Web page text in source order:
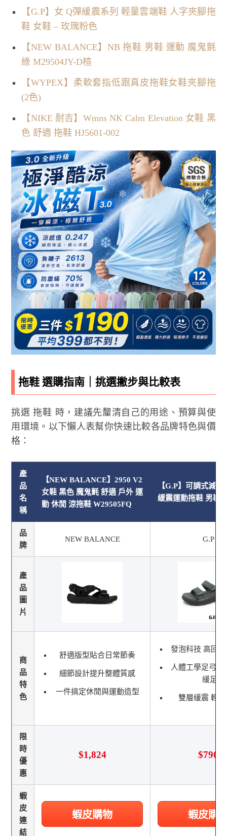
【G.P】女 Q彈緩震系列 輕量雲端鞋 人字夾腳拖
鞋 女鞋 – 玫瑰粉色
【NEW BALANCE】NB 拖鞋 男鞋 運動 魔鬼氈
綠 M29504JY-D楦
【WYPEX】柔軟套指低跟真皮拖鞋女鞋夾腳拖
(2色)
【NIKE 耐吉】Wmns NK Calm Elevation 女鞋 黑
色 舒適 拖鞋 HJ5601-002
拖鞋 選購指南｜挑選撇步與比較表
挑選 拖鞋 時，建議先釐清自己的用途、預算與使
用環境。以下懶人表幫你快速比較各品牌特色與價
格：
產
品
名
稱
【NEW BALANCE】2950 V2
女鞋 黑色 魔鬼氈 舒適 戶外 運
動 休閒 涼拖鞋 W29505FQ
【G.P】可調式減壓
緩震運動拖鞋 男鞋
品
牌
NEW BALANCE G.P
產
品
圖
片
商
品
特
色
舒適版型貼合日常節奏
細節設計提升整體質感
一件搞定休閒與運動造型
發泡科技 高回
人體工學足弓支
緩足弓
雙層緩震 輕
限
時
優
惠
$1,824 $790
蝦
皮
連
結
蝦皮購物 蝦皮購